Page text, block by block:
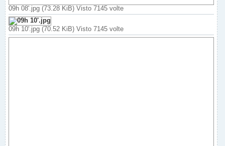
09h 08'.jpg (73.28 KiB) Visto 7145 volte
09h 10'.jpg (70.52 KiB) Visto 7145 volte